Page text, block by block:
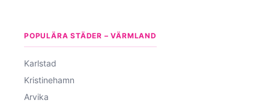
POPULÄRA STÄDER – VÄRMLAND
Karlstad
Kristinehamn
Arvika